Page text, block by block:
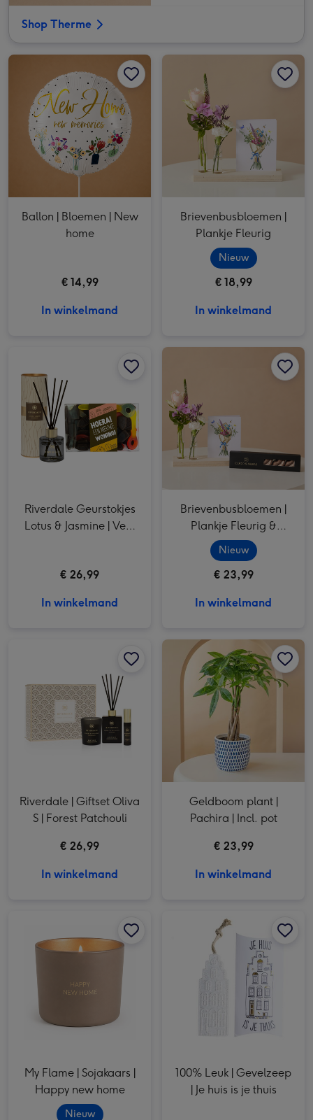
Shop Therme
Ballon | Bloemen | New home afbeelding 2
Ballon | Bloemen | New
home
€ 14,99
In winkelmand
Brievenbusbloemen |
Plankje Fleurig
Nieuw
€ 18,99
In winkelmand
Riverdale Geurstokjes Lotus & Jasmine | Veel Liefs Snoepsleutels en drophuisjes 325g afbeelding 2
Riverdale Geurstokjes
Lotus & Jasmine | Veel
€ 26,99
In winkelmand
Brievenbusbloemen |
Plankje Fleurig &
Coco&Sebas chocolade
kusjes
Nieuw
€ 23,99
In winkelmand
Riverdale | Giftset Oliva S | Forest Patchouli afbeelding 2
Riverdale | Giftset Oliva
S | Forest Patchouli
€ 26,99
In winkelmand
Geldboom plant |
Pachira | Incl. pot
€ 23,99
In winkelmand
My Flame | Sojakaars |
Happy new home
Nieuw
100% Leuk | Gevelzeep
| Je huis is je thuis